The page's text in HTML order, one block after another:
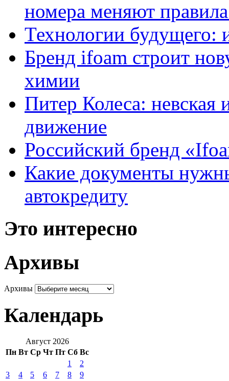
номера меняют
Технологии будущего:
Бренд ifoam строит
химии
Питер Колеса: невская
движение
Российский бренд
Какие документы
автокредиту
Это интересно
Архивы
Архивы
Календарь
Август 2026
Пн Вт Ср Чт Пт Сб Вс
1
2
3
4 5 6 7 8
9